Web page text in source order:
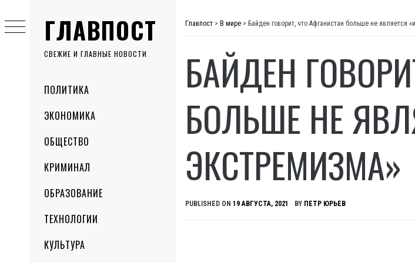
ГЛАВПОСТ
СВЕЖИЕ И ГЛАВНЫЕ НОВОСТИ
MenuПОЛИТИКА
ЭКОНОМИКА
ОБЩЕСТВО
КРИМИНАЛ
ОБРАЗОВАНИЕ
ТЕХНОЛОГИИ
КУЛЬТУРА
to
content
Главпост > В мире > Байден говорит, что Афганистан больше не является
БАЙДЕН
БОЛЬШЕ НЕ
ЭКСТРЕМИЗМА»
PUBLISHED ON 19 АВГУСТА, 2021 BY ПЕТР ЮРЬЕВ